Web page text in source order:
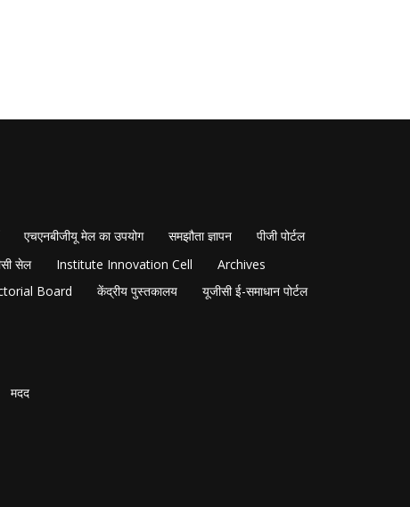
एचएनबीजीयू मेल का उपयोग समझौता ज्ञापन
पीजी पोर्टल
सेल Institute Innovation Cell
Archives
Board केंद्रीय पुस्तकालय यूजीसी ई-समाधान पोर्टल
मदद